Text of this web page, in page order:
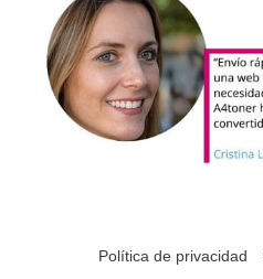
Política de privacidad